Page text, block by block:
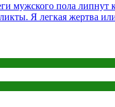
мужского пола липнут
Я легкая жертва